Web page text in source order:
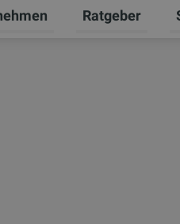
umschalten
für Karriere umschalten
Untermenü für
Ratgeber